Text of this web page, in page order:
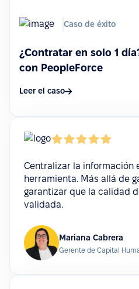
Caso de éxito
¿Contratar en solo 1
con PeopleForce
Leer el caso
Centralizar la información
herramienta. Más allá de
garantizar que la calidad
validada.
Mariana Cabrera
Gerente de Capital